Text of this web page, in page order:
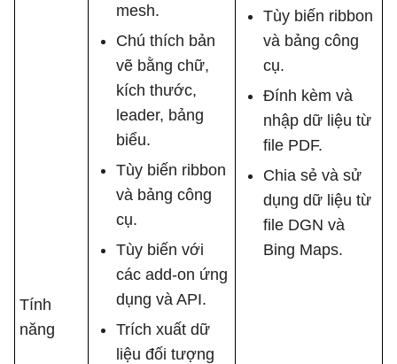
Tính
năng
mesh.
Chú thích bản
vẽ bằng chữ,
kích thước,
leader, bảng
biểu.
Tùy biến ribbon
và bảng công
cụ.
Tùy biến với
các add-on ứng
dụng và API.
Trích xuất dữ
liệu đối tượng
Tùy biến ribbon
và bảng công
cụ.
Đính kèm và
nhập dữ liệu từ
file PDF.
Chia sẻ và sử
dụng dữ liệu từ
file DGN và
Bing Maps.